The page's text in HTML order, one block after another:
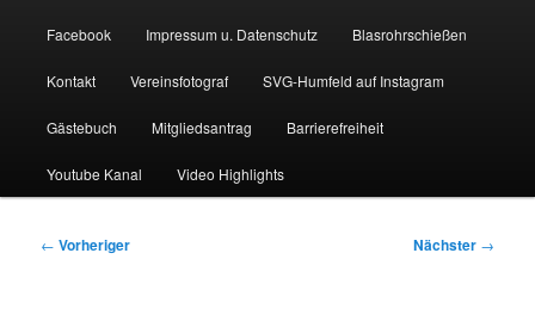
Facebook Impressum u. Datenschutz Blasrohrschießen
Kontakt Vereinsfotograf SVG-Humfeld auf Instagram
Gästebuch Mitgliedsantrag Barrierefreiheit
Youtube Kanal Video Highlights
Beitragsnavigation
← Vorheriger Nächster →